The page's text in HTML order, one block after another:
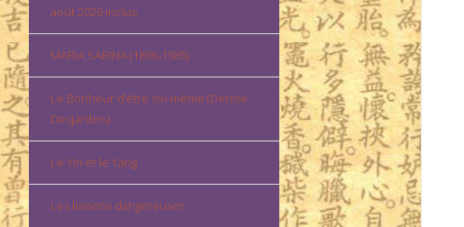
août 2026 inclus
MARIA SABINA (1896-1985)
Le Bonheur d’être soi-même (Denise
Desjardins)
Le Yin et le Yang
Les liaisons dangereuses